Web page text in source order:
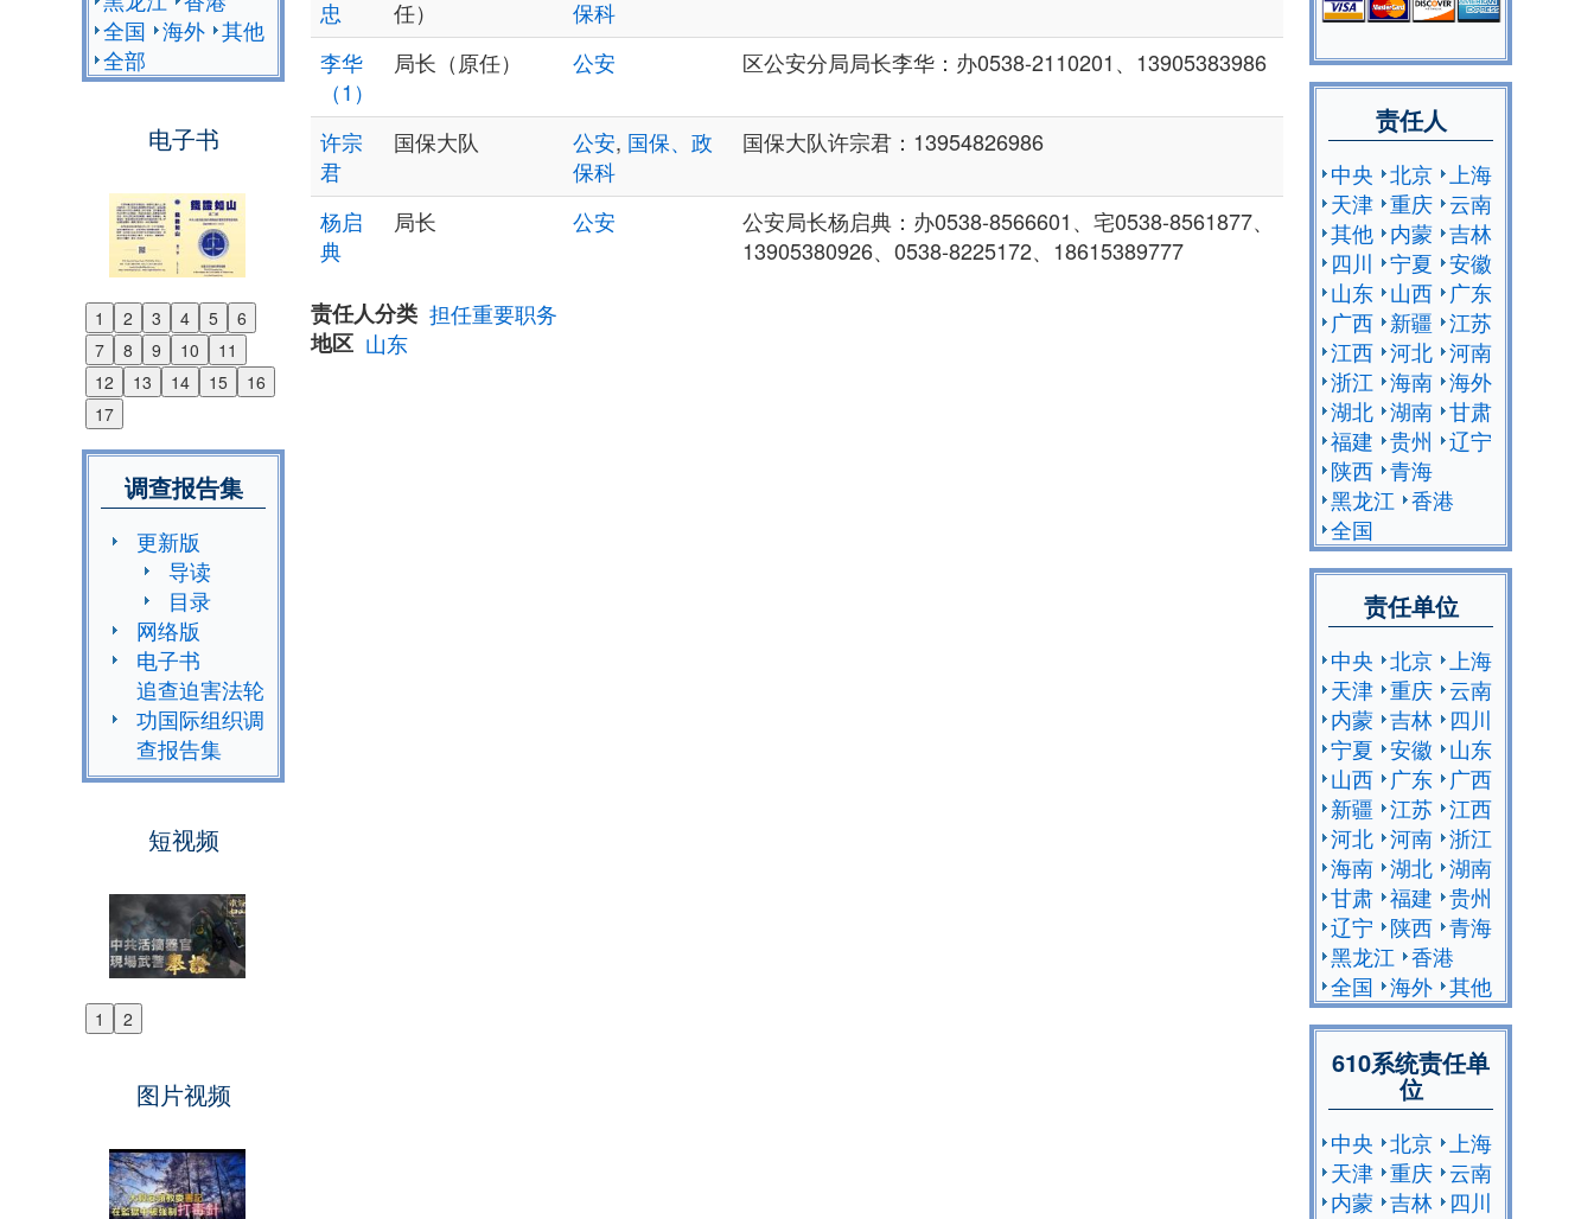
全国 海外 其他
全部
电子书
1 2 3 4 5
6
7
8 9 10
11
12
13 14 15
16
17
Previous
Next
调查报告集
更新版
导读
目录
网络版
电子书
追查迫害法轮
功国际组织调
查报告集
短视频
1 2
Previous
图片视频
忠
任）
保科
李华
（1）
局长（原任） 公安 区公安分局局长李华：办0538-2110201、13905383986
许宗
君
国保大队 公安, 国保、政
保科
国保大队许宗君：13954826986
杨启
典
局长 公安
公安局长杨启典：办0538-8566601、宅0538-8561877、
13905380926、0538-8225172、18615389777
责任人分类 担任重要职务
地区 山东
责任人
中央 北京
上海
天津 重庆 云南
其他 内蒙 吉林
四川
宁夏 安徽
山东 山西
广东
广西 新疆 江苏
江西 河北 河南
浙江 海南 海外
湖北 湖南 甘肃
福建 贵州
辽宁
陕西 青海
黑龙江 香港
全国
责任单位
中央 北京
上海
天津 重庆 云南
内蒙 吉林
四川
宁夏 安徽
山东
山西
广东
广西
新疆 江苏 江西
河北 河南 浙江
海南 湖北 湖南
甘肃 福建 贵州
辽宁
陕西 青海
黑龙江 香港
全国 海外 其他
610系统责任单
位
中央 北京
上海
天津 重庆 云南
内蒙 吉林
四川